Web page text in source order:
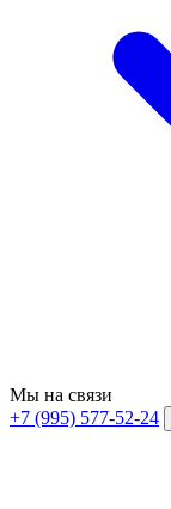
Мы на связи
+7 (995) 577-52-24